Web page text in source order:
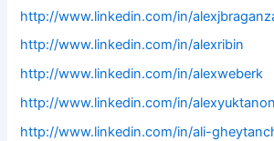
http://www.linkedin.com/in/
http://www.linkedin.com/in/alexribin
http://www.linkedin.com/in/alexweberk
http://www.linkedin.com/in/alexyuktanon
http://www.linkedin.com/in/ali-